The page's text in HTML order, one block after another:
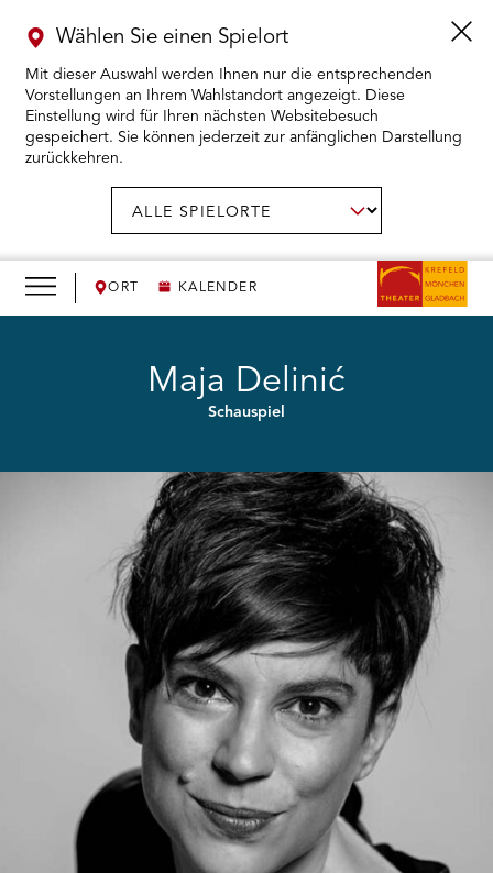
ORT KALENDER
Wählen Sie einen Spielort
Mit dieser Auswahl werden Ihnen nur die entsprechenden
Vorstellungen an Ihrem Wahlstandort angezeigt. Diese
Einstellung wird für Ihren nächsten Websitebesuch
gespeichert. Sie können jederzeit zur anfänglichen Darstellung
zurückkehren.
KARTENKAUF ÖFFNEN
WIR ÖFFNEN
DAS THEATER ÖFFNEN
BESUCH ÖFFNEN
Maja Delinić
Schauspiel